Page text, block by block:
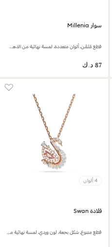
سوار Millenia
قطع مُثَمَّن، ألوان متعددة، لمسة نهائية من الذهب عيار 18 قيراط
4 ألوان
قلادة Swan
قطع متنوع، شكل بجعة، لون وردي، لمسة نهائية من الذهب الوردي عيار 18 قيراط